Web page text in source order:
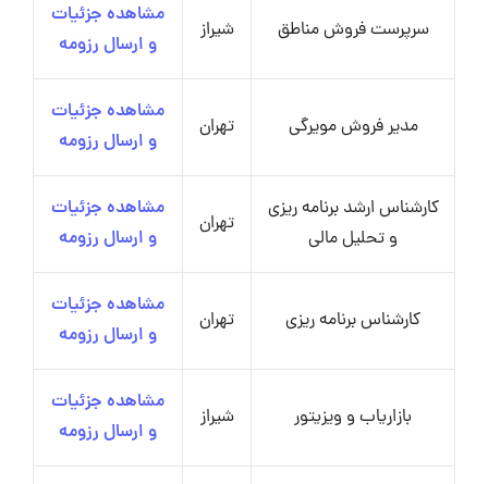
سرپرست فروش مناطق شیراز
مشاهده جزئیات
و ارسال رزومه
مدیر فروش مویرگی تهران
مشاهده جزئیات
و ارسال رزومه
کارشناس ارشد برنامه ریزی
و تحلیل مالی
تهران
مشاهده جزئیات
و ارسال رزومه
کارشناس برنامه ریزی تهران
مشاهده جزئیات
و ارسال رزومه
بازاریاب و ویزیتور شیراز
مشاهده جزئیات
و ارسال رزومه